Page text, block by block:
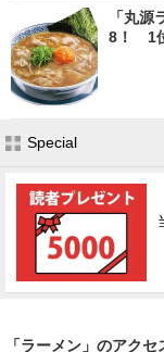
「丸
8！ 1
Special
「ラーメン」のアク